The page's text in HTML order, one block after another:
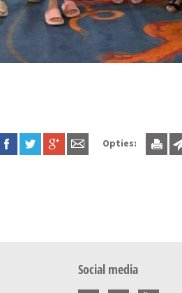
Opties:
Social media